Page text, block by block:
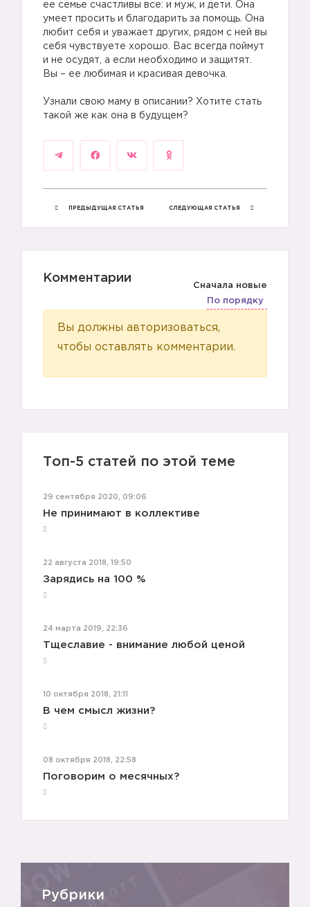
👩 🔬
ее семье счастливы все: и муж, и дети. Она
умеет просить и благодарить за помощь. Она
любит себя и уважает других, рядом с ней вы
себя чувствуете хорошо. Вас всегда поймут
и не осудят, а если необходимо и защитят.
Вы – ее любимая и красивая девочка.
Узнали свою маму в описании? Хотите стать
такой же как она в будущем?
ПРЕДЫДУЩАЯ СТАТЬЯ СЛЕДУЮЩАЯ СТАТЬЯ
Комментарии
Сначала новые
По порядку
Вы должны авторизоваться,
чтобы оставлять комментарии.
Топ-5 статей по этой теме
29 сентября 2020, 09:06
Не принимают в коллективе
22 августа 2018, 19:50
Зарядись на 100 %
24 марта 2019, 22:36
Тщеславие - внимание любой ценой
10 октября 2018, 21:11
В чем смысл жизни?
08 октября 2018, 22:58
Поговорим о месячных?
Рубрики